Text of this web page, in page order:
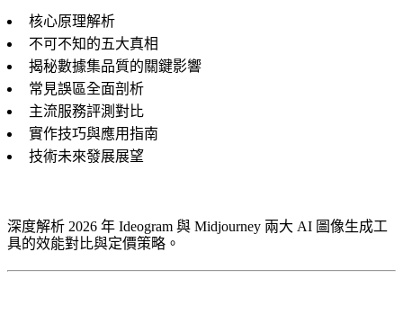
核心原理解析
不可不知的五大真相
揭秘數據集品質的關鍵影響
常見誤區全面剖析
主流服務評測對比
實作技巧與應用指南
技術未來發展展望
深度解析 2026 年 Ideogram 與 Midjourney 兩大 AI 圖像生成工
具的效能對比與定價策略。